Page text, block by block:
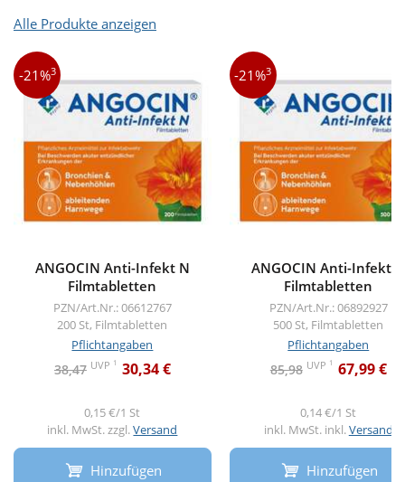
Alle Produkte anzeigen
-21%3
ANGOCIN Anti-Infekt N
Filmtabletten
PZN/Art.Nr.: 06612767
200 St, Filmtabletten
Pflichtangaben
38,47 UVP 1 30,34 €
0,15 €/1 St
inkl. MwSt. zzgl.Versand
Hinzufügen
-21%3
ANGOCIN Anti-Infekt N
Filmtabletten
PZN/Art.Nr.: 06892927
500 St, Filmtabletten
Pflichtangaben
85,98 UVP 1 67,99 €
0,14 €/1 St
inkl. MwSt. inkl.Versand
Hinzufügen